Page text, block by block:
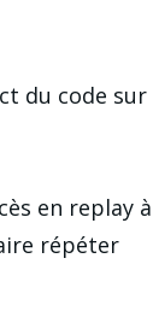
du code sur
en replay à
répéter